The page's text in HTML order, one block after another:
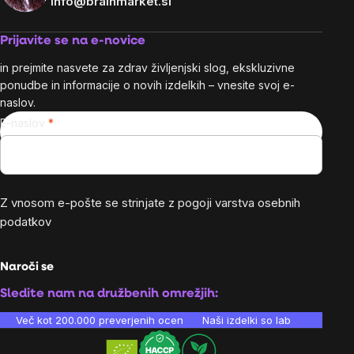
Prijavite se na e-novice
in prejmite nasvete za zdrav življenjski slog, ekskluzivne
ponudbe in informacije o novih izdelkih – vnesite svoj e-
naslov.
E-naslov
Z vnosom e-pošte se strinjate z pogoji varstva osebnih
podatkov
Naroči se
Sledite nam na družbenih omrežjih:
Več kot 200.000 preverjenih ocen Naši izdelki so laboratorijsko